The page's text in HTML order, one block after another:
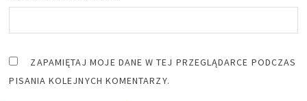
ZAPAMIĘTAJ MOJE DANE W TEJ PRZEGLĄDARCE PODCZAS
PISANIA KOLEJNYCH KOMENTARZY.